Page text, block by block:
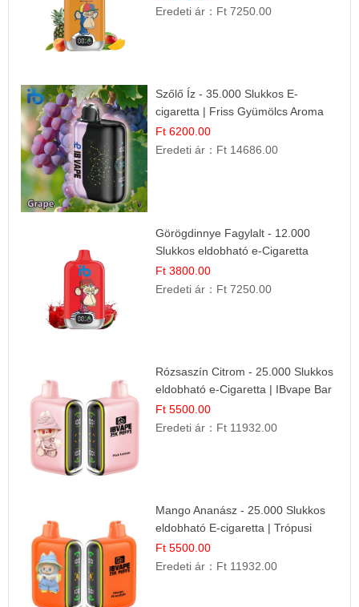
Eredeti ár： Ft 7250.00
Szőlő Íz - 35.000 Slukkos E-
cigaretta | Friss Gyümölcs Aroma
Ft 6200.00
Eredeti ár： Ft 14686.00
Görögdinnye Fagylalt - 12.000
Slukkos eldobható e-Cigaretta
Ft 3800.00
Eredeti ár： Ft 7250.00
Rózsaszín Citrom - 25.000 Slukkos
eldobható e-Cigaretta | IBvape Bar
Ft 5500.00
Eredeti ár： Ft 11932.00
Mango Ananász - 25.000 Slukkos
eldobható E-cigaretta | Trópusi
Ízélmény
Ft 5500.00
Eredeti ár： Ft 11932.00